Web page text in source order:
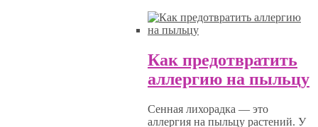
Как предотвратить
аллергию на пыльцу
Сенная лихорадка — это
аллергия на пыльцу растений. У